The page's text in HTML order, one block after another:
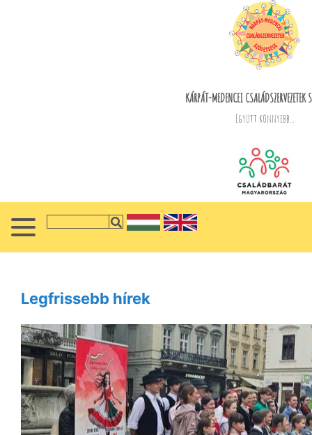
KÁRPÁT-MEDENCEI CSALÁDSZERVEZETEK
Együtt könnyebb...
Legfrissebb hírek